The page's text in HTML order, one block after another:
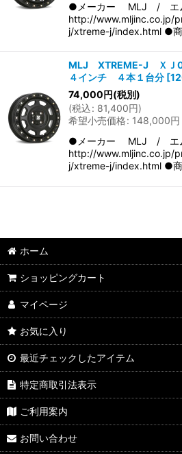
●メーカー MLJ / エム
http://www.mljinc.co.jp/
j/xtreme-j/index.html ●
MLJ XTREME-J ＸＪ
４インチ ４本１台分 [
74,000円(税別)
(税込: 81,400円)
希望小売価格: 148,000円
●メーカー MLJ / エム
http://www.mljinc.co.jp/
j/xtreme-j/index.html ●
ホーム
ショッピングカート
マイページ
お気に入り
最近チェックしたアイテム
特定商取引法表示
ご利用案内
お問い合わせ